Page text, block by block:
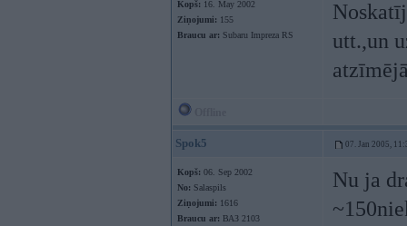
Kopš: 16. May 2002
Ziņojumi: 155
Braucu ar: Subaru Impreza RS
utt.,un
Spok5 07. Jan 2005,
Kopš: 06. Sep 2002
No: Salaspils
Ziņojumi: 1616
Braucu ar: ВАЗ 2103
Nu ja